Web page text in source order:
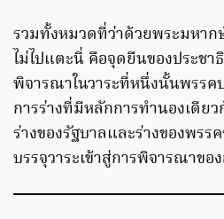
รวมทั้งหมวดที่ว่าด้วยพระมหา
ไม่ไปแตะนี่ คือจุดยืนของประชา
พิจารณาในวาระที่หนึ่งนั้นพรรค
การร่างที่มีหลักการทำนองเดีย
ร่างของรัฐบาลและร่างของพร
บรรจุวาระเข้าสู่การพิจารณาขอ